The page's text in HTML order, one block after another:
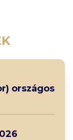
országos